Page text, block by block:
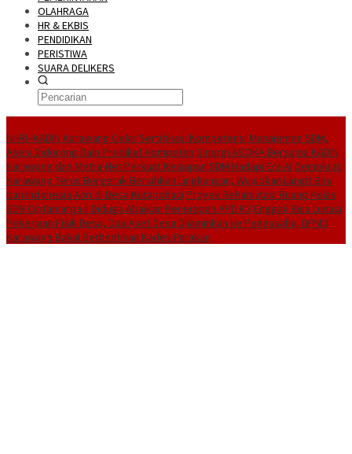
OLAHRAGA
HR & EKBIS
PENDIDIKAN
PERISTIWA
SUARA DELIKERS
NHRI–KADIN Karawang Gelar Sertifikasi Kompetensi Manajemen SDM,
Asesi Didorong Raih Predikat Kompeten Sinergi ASOKA Bersama KADIN
Karawang dan Metra-Net Perkuat Kesiapan SDM Hadapi Era AI Demokrat
Karawang Terus Bergerak Bersihkan Lingkungan, Wujudkan Langit Biru
dan Indonesia Asri di Desa Kutapohaci Proyek Rehabilitasi Ruang Kelas
SDN Ciptamarga II Diduga Abaikan Penerapan APD K3 Enggak Bisa Lunasi
Pekerjaan Fisik Desa, Dua Aset Desa Dijaminkan ke Pengusaha, DPMD
Karawang Bakal Berhentikan Kades Parakan